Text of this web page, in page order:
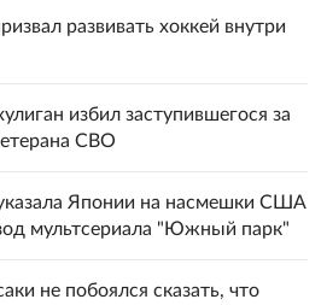
развивать хоккей внутри
избил заступившегося за
СВО
Японии на насмешки США
мультсериала "Южный парк"
не побоялся сказать, что